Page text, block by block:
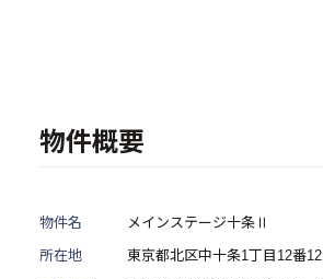
- 採用情報トップ
物件概要
物件名
メインステージ十条Ⅱ
所在地
東京都北区中十条1丁目12番12